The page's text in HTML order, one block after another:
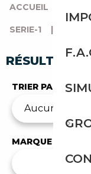
ACCUEIL
SERIE-1 |
RÉSULTATS
TRIER PAR
MARQUE